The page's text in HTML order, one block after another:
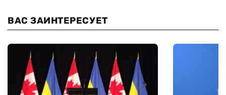
ВАС ЗАИНТЕРЕСУЕТ